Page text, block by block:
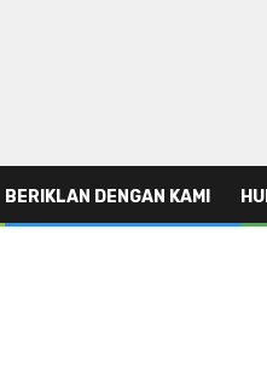
BERIKLAN DENGAN KAMI